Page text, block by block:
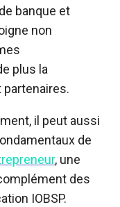
banque et
non
plus la
il peut aussi
de
, une
des
IOBSP.